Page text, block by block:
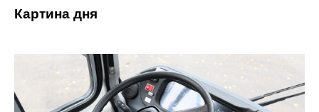
Картина дня